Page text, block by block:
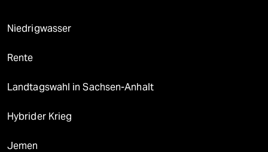
Niedrigwasser
Rente
Landtagswahl in Sachsen-Anhalt
Hybrider Krieg
Jemen